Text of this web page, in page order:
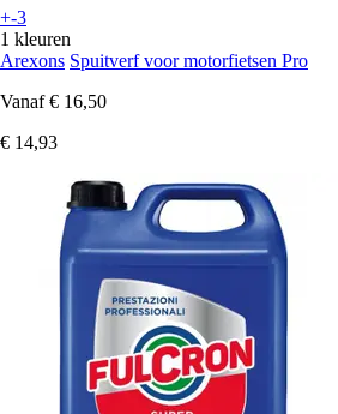
+-3
1 kleuren
Arexons Spuitverf voor motorfietsen Pro
Vanaf € 16,50
€ 14,93